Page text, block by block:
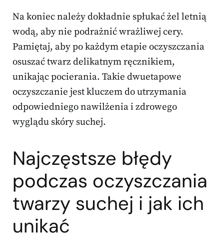
Na koniec należy dokładnie spłukać żel letnią
wodą, aby nie podrażnić wrażliwej cery.
Pamiętaj, aby po każdym etapie oczyszczania
osuszać twarz delikatnym ręcznikiem,
unikając pocierania. Takie dwuetapowe
oczyszczanie jest kluczem do utrzymania
odpowiedniego nawilżenia i zdrowego
wyglądu skóry suchej.
Najczęstsze błędy
podczas oczyszczania
twarzy suchej i jak ich
unikać